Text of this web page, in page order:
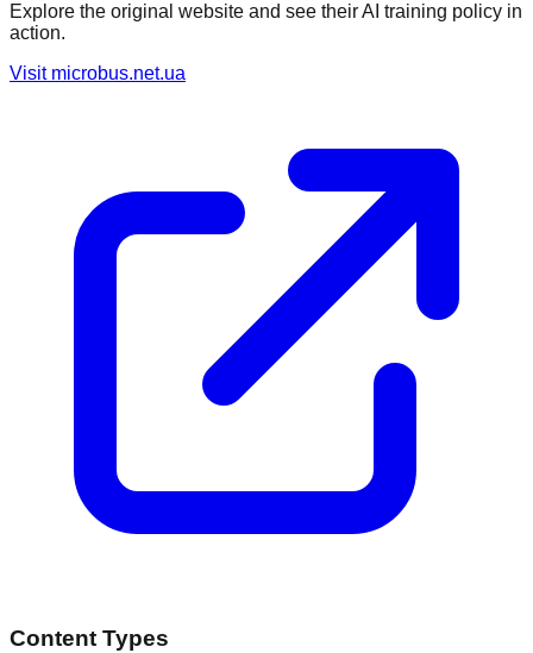
Explore the original website and see their AI training policy in
action.
Visit microbus.net.ua
Content Types